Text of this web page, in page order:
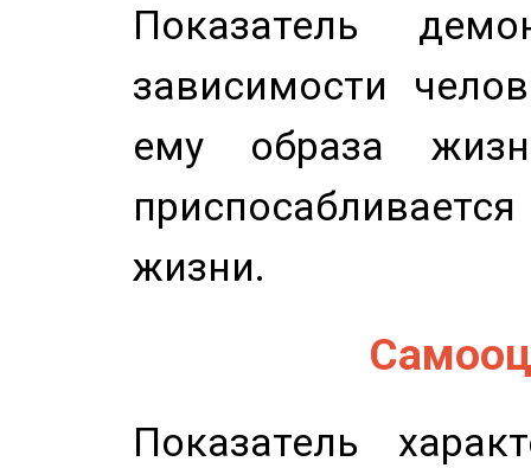
Показатель
зависимости
ему образа
жизни.
Показатель